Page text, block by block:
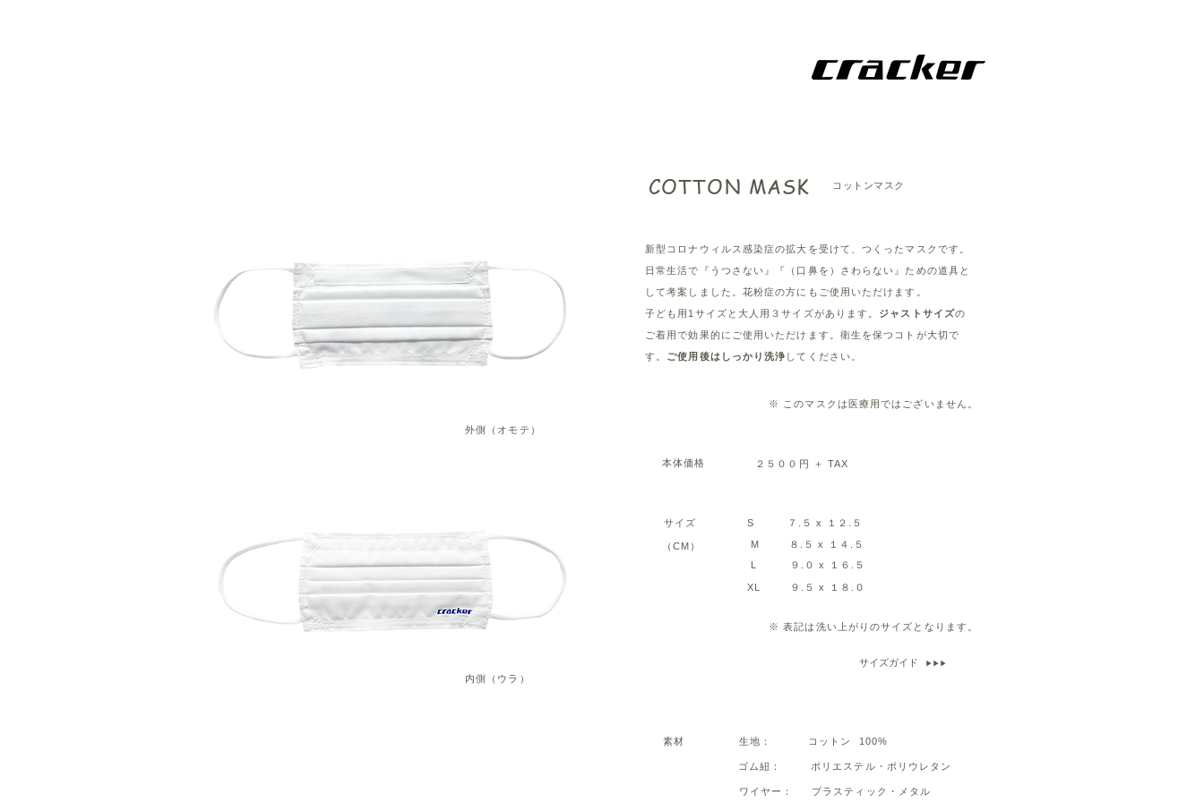
外側（オモテ）
内側（ウラ）
COTTON MASK コットンマスク
新型コロナウィルス感染症の拡大を受けて、つくったマスクです。
日常生活で『うつさない』『（口鼻を）さわらない』ための道具 と
して考案しました。花粉症の方にもご使用いただけます。
子ども用1サイズと大人用３サイズがあります。 ジャストサイズの
ご着用で効果的にご使用いただけます。衛生を保つコトが大切で
す。 ご使用後はしっかり洗浄 してください。
※ このマスクは医療用ではございません。
本体価格 ２５００円 ＋ TAX
サイズ S ７.５ x １２.５
​※ 表記は洗い上がりのサイズとなります。
サイズガイド ▶︎▶︎▶︎
（CM）
M ８.５ x １４.５
L ９.０ x １６.５
XL ９.５ x １８.０
素材 生地： コットン 100%
ゴム紐： ポリエステル・ポリウレタン
ワイヤー： プラスティック・メタル